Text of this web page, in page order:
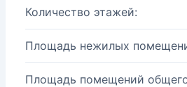
Количество этажей:
Площадь нежилых
Площадь помещений